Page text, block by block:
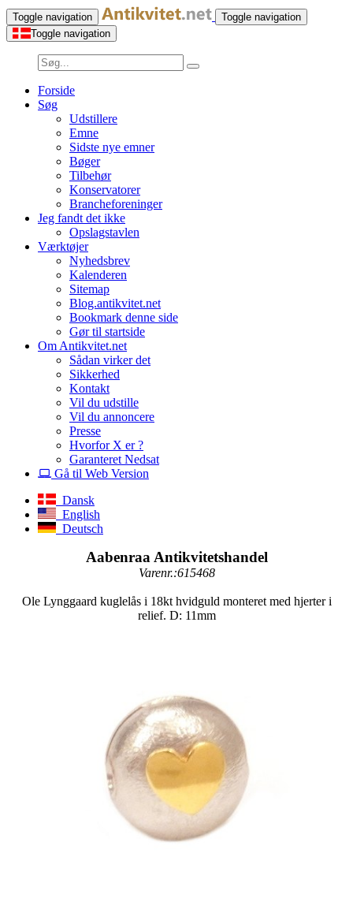
Toggle navigation
Toggle navigation
Toggle navigation
Forside
Søg
Udstillere
Emne
Sidste nye emner
Bøger
Tilbehør
Konservatorer
Brancheforeninger
Jeg fandt det ikke
Opslagstavlen
Værktøjer
Nyhedsbrev
Kalenderen
Sitemap
Blog.antikvitet.net
Bookmark denne side
Gør til startside
Om Antikvitet.net
Sådan virker det
Sikkerhed
Kontakt
Vil du udstille
Vil du annoncere
Presse
Hvorfor X er ?
Garanteret Nedsat
Gå til Web Version
Dansk
English
Deutsch
Aabenraa Antikvitetshandel
Varenr.:615468
Ole Lynggaard kuglelås i 18kt hvidguld monteret med hjerter i
relief. D: 11mm